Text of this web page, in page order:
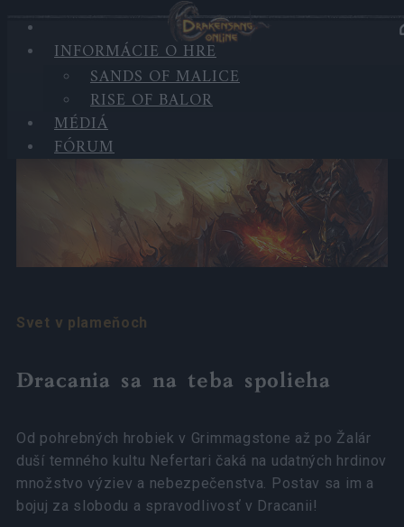
INFORMÁCIE O HRE
SANDS OF MALICE
RISE OF BALOR
MÉDIÁ
FÓRUM
INFORMÁCIE O HRE
Svet
Svet v plameňoch
Dracania sa na teba spolieha
Od pohrebných hrobiek v Grimmagstone až po Žalár
duší temného kultu Nefertari čaká na udatných hrdinov
množstvo výziev a nebezpečenstva. Postav sa im a
bojuj za slobodu a spravodlivosť v Dracanii!